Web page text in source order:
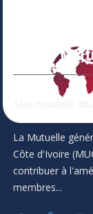
Votre
1ère mutuelle
La Mutuelle
Côte d'Ivoire
contribuer à
membres...